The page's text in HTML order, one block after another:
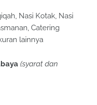
Nasi Kotak, Nasi
Catering
lainnya
(syarat dan